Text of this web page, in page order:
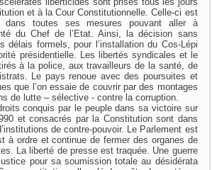
et à la Cour Constitutionnelle. Celle-ci est
dans toutes ses mesures pouvant aller à
du Chef de l’Etat. Ainsi, la décision sans
délais formels, pour l’installation du Cos-Lépi
présidentielle. Les libertés syndicales et le
à la police, aux travailleurs de la santé, de
Le pays renoue avec des poursuites et
que l’on essaie de couvrir par des montages
de lutte – sélective - contre la corruption.
conquis par le peuple dans sa victoire sur
et consacrés par la Constitution sont dans
de contre-pouvoir. Le Parlement est
à ordre et continue de fermer des organes de
La liberté de presse est traquée. Une guerre
pour sa soumission totale au désidérata